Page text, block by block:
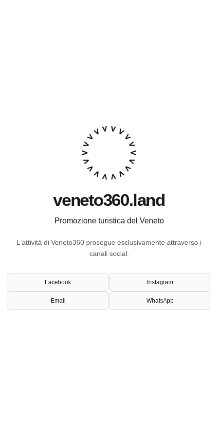
veneto360.land
Promozione turistica del Veneto
L'attività di Veneto360 prosegue esclusivamente attraverso i
canali social.
Facebook Instagram
Email WhatsApp